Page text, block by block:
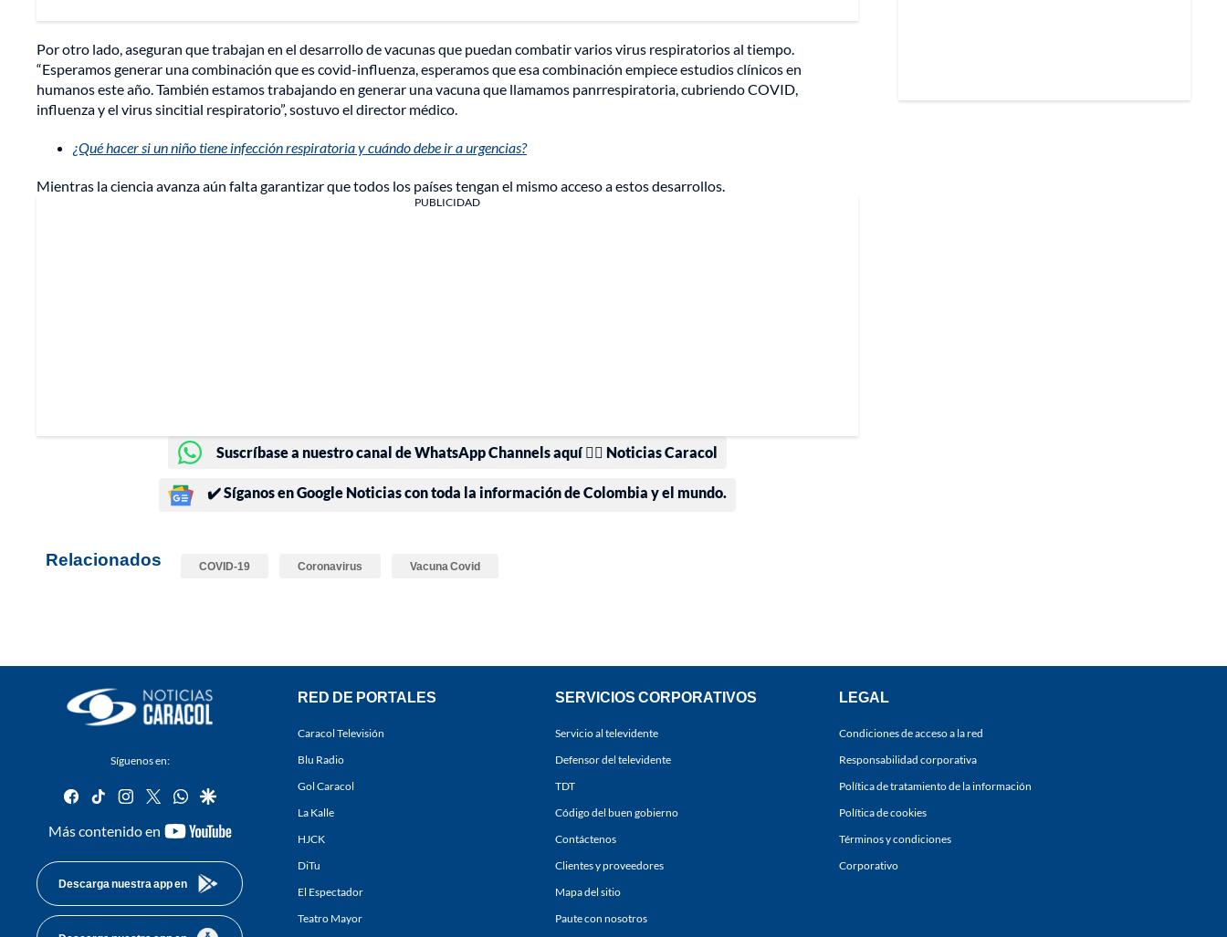
Por otro lado, aseguran que trabajan en el desarrollo de vacunas que puedan combatir varios virus respiratorios al tiempo.
“Esperamos generar una combinación que es covid-influenza, esperamos que esa combinación empiece estudios clínicos en
humanos este año. También estamos trabajando en generar una vacuna que llamamos panrrespiratoria, cubriendo COVID,
influenza y el virus sincitial respiratorio”, sostuvo el director médico.
¿Qué hacer si un niño tiene infección respiratoria y cuándo debe ir a urgencias?
Mientras la ciencia avanza aún falta garantizar que todos los países tengan el mismo acceso a estos desarrollos.
PUBLICIDAD
Suscríbase a nuestro canal de WhatsApp Channels aquí 👉🏻 Noticias Caracol
✔️ Síganos en Google Noticias con toda la información de Colombia y el mundo.
Relacionados COVID-19 Coronavirus Vacuna Covid
Síguenos en:
facebook
tiktok instagram
twitterwhatsapp
google
Más contenido en
youtube-
Descarga nuestra app en
RED DE PORTALES
Caracol Televisión
Blu Radio
Gol Caracol
La Kalle
HJCK
DiTu
El Espectador
Teatro Mayor
SERVICIOS CORPORATIVOS
Servicio al televidente
Defensor del televidente
TDT
Código del buen gobierno
Contáctenos
Clientes y proveedores
Mapa del sitio
Paute con nosotros
LEGAL
Condiciones de acceso a la red
Responsabilidad corporativa
Política de tratamiento de la información
Política de cookies
Términos y condiciones
Corporativo